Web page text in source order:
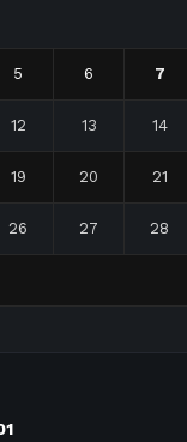
5 6 7
12 13 14
19 20 21
26 27 28